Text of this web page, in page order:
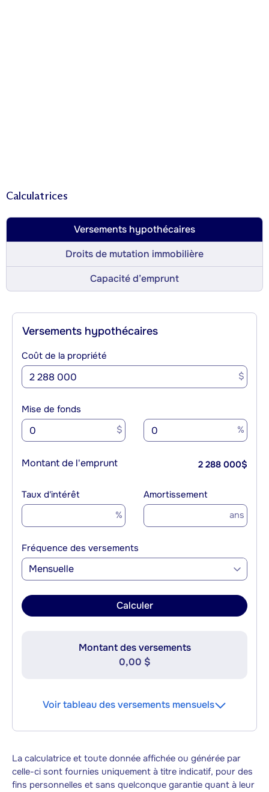
Calculatrices
Versements hypothécaires
Droits de mutation immobilière
Capacité d’emprunt
Versements hypothécaires
Coût de la propriété
$
Mise de fonds
$ %
Montant de l'emprunt 2 288 000$
Taux d'intérêt
%
Amortissement
ans
Fréquence des versements
Mensuelle
Calculer
Montant des versements
0,00 $
Voir tableau des versements mensuels
La calculatrice et toute donnée affichée ou générée par
celle-ci sont fournies uniquement à titre indicatif, pour des
fins personnelles et sans quelconque garantie quant à leur